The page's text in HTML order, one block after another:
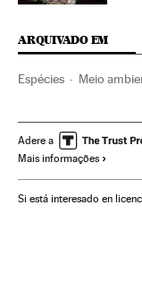
ARQUIVADO EM
Espécies Meio
Arqueologia
Fauna
Adere a
Mais informações
Si está interesado en